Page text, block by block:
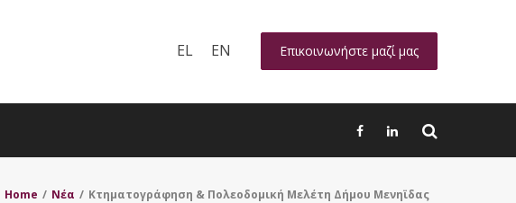
EL EN Επικοινωνήστε μαζί μας
Home / Nέα / Κτηματογράφηση & Πολεοδομική Μελέτη Δήμου Μενηϊδας